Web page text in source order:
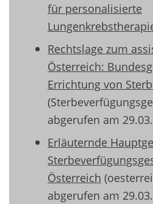
für personalisierte
Rechtslage zum
Österreich:
Errichtung von
abgerufen am
Erläuternde
Österreich
abgerufen am